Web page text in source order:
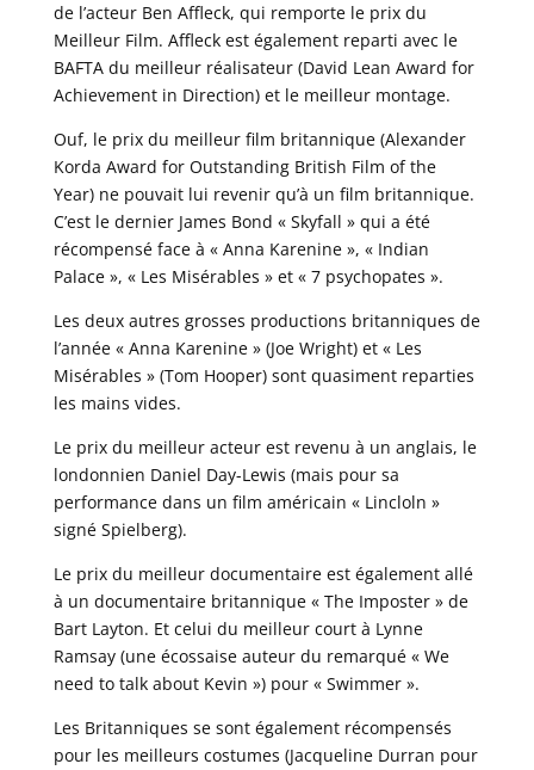
de l’acteur Ben Affleck, qui remporte le prix du
Meilleur Film. Affleck est également reparti avec le
BAFTA du meilleur réalisateur (David Lean Award for
Achievement in Direction) et le meilleur montage.
Ouf, le prix du meilleur film britannique (Alexander
Korda Award for Outstanding British Film of the
Year) ne pouvait lui revenir qu’à un film britannique.
C’est le dernier James Bond « Skyfall » qui a été
récompensé face à « Anna Karenine », « Indian
Palace », « Les Misérables » et « 7 psychopates ».
Les deux autres grosses productions britanniques de
l’année « Anna Karenine » (Joe Wright) et « Les
Misérables » (Tom Hooper) sont quasiment reparties
les mains vides.
Le prix du meilleur acteur est revenu à un anglais, le
londonnien Daniel Day-Lewis (mais pour sa
performance dans un film américain « Lincloln »
signé Spielberg).
Le prix du meilleur documentaire est également allé
à un documentaire britannique « The Imposter » de
Bart Layton. Et celui du meilleur court à Lynne
Ramsay (une écossaise auteur du remarqué « We
need to talk about Kevin ») pour « Swimmer ».
Les Britanniques se sont également récompensés
pour les meilleurs costumes (Jacqueline Durran pour